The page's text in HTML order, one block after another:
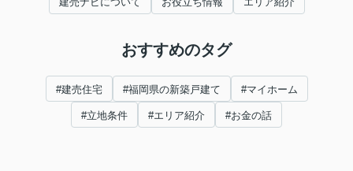
おすすめのタグ
#建売住宅 #福岡県の新築戸建て #マイホーム
#立地条件 #エリア紹介 #お金の話